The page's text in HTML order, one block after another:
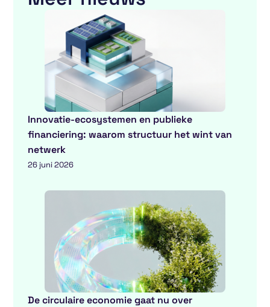
Innovatie-ecosystemen en publieke
financiering: waarom structuur het wint van
netwerk
26 juni 2026
De circulaire economie gaat nu over